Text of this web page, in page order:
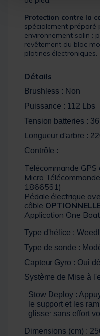
Protection contre la
spécialement préparé
environnement salin :
revêtement du bloc
platines électroniques.
Détails
Brushless : Non
Puissance : 112 Lbs
Tension batteries :
Longueur d'arbre :
Contrôle :
Télécommande
Micro Télécommande
1866561)
Pédale électrique
câble
Application One
Type d'hélice :
Type de sonde :
Capteur Gyro : Oui
Système de Mise à
Stow Deploy :
le support et les
glisser sans effort
Dimensions (cm) :